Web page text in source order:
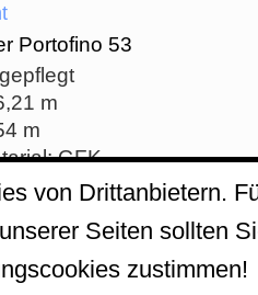
Portofino 53
m
m
GFK
C12-715CV, 1430
von Drittanbietern.
Seiten sollten
zustimmen!